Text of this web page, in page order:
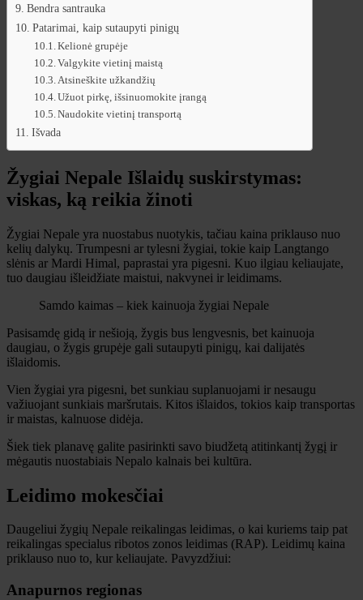
Bendra santrauka
Patarimai, kaip sutaupyti pinigų
Kelionė grupėje
Valgykite vietinį maistą
Atsineškite užkandžių
Užuot pirkę, išsinuomokite įrangą
Naudokite vietinį transportą
Išvada
Žygiai Nepale Išlaidų suskirstymas:
viskas, ką reikia žinoti
Žygiai Nepale yra nuostabus nuotykis, tačiau kaina priklauso nuo
kelių dalykų. Trumpesni ar tylesni žygiai, tokie kaip Langtango
slėnis ar Mardi Himal, paprastai yra pigesni. Kuo ilgiau keliaujate,
tuo daugiau išleidžiate maistui, nakvynei ir leidimams.
Samdo kaimas – kiek kainuoja žygiai Nepale
Pasisamdę gidą ir nešioją, žygis bus lengvesnis, bet kainuoja
daugiau, o žygis grupėje gali sutaupyti pinigų, kai dalijatės
išlaidomis.
Vien žygiai yra pigesni, bet sunkiau suplanuojami ir nesaugu
važiuojant sunkiais maršrutais. Kitos išlaidos, tokios kaip transportas
ir maistas, kalnuose didėja.
Šiek tiek planavę galite pasirinkti savo biudžetą atitinkantį žygį ir
mėgautis nuostabiais Nepalo kalnais bei kultūra.
Leidimo mokesčiai
Daugeliui žygių Nepale reikalingas leidimas, o kai kuriems taip pat
reikalingas specialus ribotos zonos leidimas (RAP). Leidimų kaina
priklauso nuo to, kur keliaujate. Pavyzdžiui:
Anapurnos regionas